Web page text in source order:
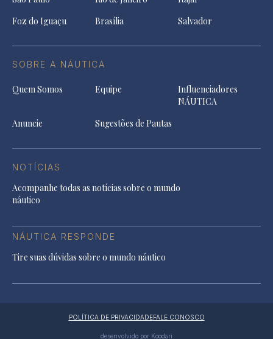
Foz do Iguaçu
Brasília Salvador
SOBRE A NÁUTICA
Quem Somos Equipe
Influenciadores
NÁUTICA
Anuncie
Sugestões de Pautas
NOTÍCIAS
Acompanhe todas as notícias sobre o mundo
náutico
NÁUTICA RESPONDE
Tire suas dúvidas sobre o mundo náutico
POLÍTICA DE PRIVACIDADEFALE CONOSCO
desenvolvido por Koodari